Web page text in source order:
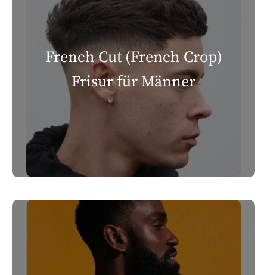
French Cut (French Crop)
Frisur für Männer